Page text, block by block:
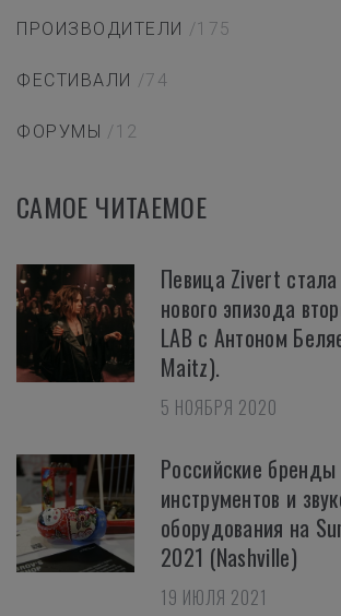
ПРОИЗВОДИТЕЛИ /175
ФЕСТИВАЛИ /74
ФОРУМЫ /12
САМОЕ ЧИТАЕМОЕ
Певица Zivert стала
нового эпизода
LAB с Антоном
Maitz).
5 НОЯБРЯ 2020
Российские
инструментов и
оборудования на
2021 (Nashville)
19 ИЮЛЯ 2021